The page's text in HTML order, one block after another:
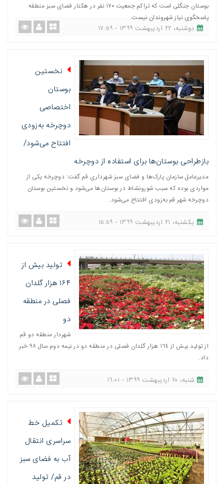
بوستان جنگلی است که تراکم جمعیت ١٧٠ نفر در هکتار فضای سبز منطقه
پاسخگوی نیاز شهروندان نیست.
دوشنبه، ٢٢ اردیبهشت ١٣٩٩ - ١٧:٥٩
نخستین
بوستان
اختصاصی
دوچرخه به‌زودی
افتتاح می‌شود/
بازطراحی بوستان‌ها برای استفاده از دوچرخه
مدیرعامل سازمان پارک‌ها و فضای سبز شهرداری قم گفت: دوچرخه یکی از
مواردی بوده که سبب شورونشاط در بوستان‌ها می‌شود و نخستین بوستان
دوچرخه شهر قم به‌زودی افتتاح می‌شود.
یکشنبه، ٢١ اردیبهشت ١٣٩٩ - ١٥:٥٩
تولید بیش از
۱۶۴ هزار گلدان
فصلی در منطقه
دو
شهردار منطقه دو قم
از تولید بیش از ١٦٤ هزار گلدان فصلی در منطقه دو در نیمه دوم سال ٩٨ خبر
داد.
شنبه، ٢٠ اردیبهشت ١٣٩٩ - ١٦:٠١
تکمیل خط
سراسری انتقال
آب به فضای سبز
در قم/ تولید